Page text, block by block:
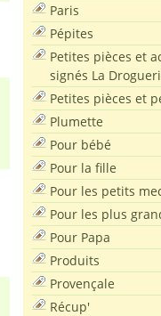
Paris
Pépites
Petites pièces et
signés La
Petites pièces et
Plumette
Pour bébé
Pour la fille
Pour les petits
Pour les plus
Pour Papa
Produits
Provençale
Récup'